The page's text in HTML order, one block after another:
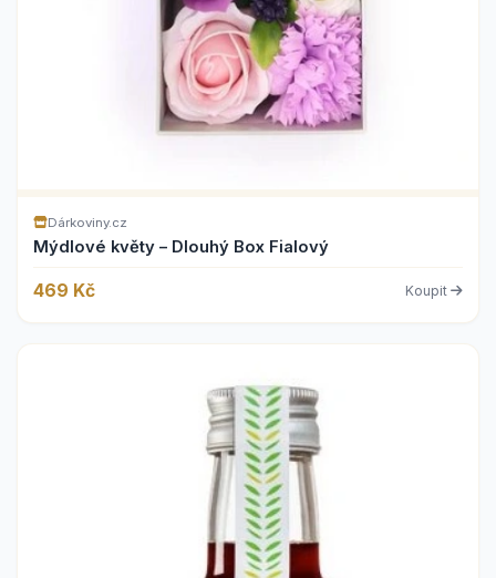
Dárkoviny.cz
Mýdlové květy – Dlouhý Box Fialový
469 Kč Koupit